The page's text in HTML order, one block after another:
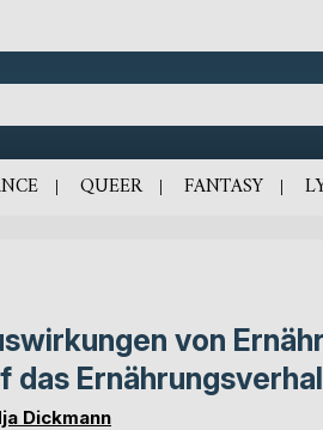
QUEER FANTASY
von
das
Dickmann